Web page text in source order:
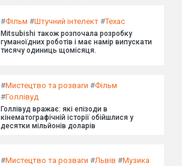
#Фільм #Штучний інтелект #Техас
Mitsubishi також розпочала розробку
гуманоїдних роботів і має намір випускати
тисячу одиниць щомісяця.
#Мистецтво та розваги #Фільм
#Голлівуд
Голлівуд вражає: які епізоди в
кінематографічній історії обійшлися у
десятки мільйонів доларів
#Мистецтво та розваги #Львів #Музика